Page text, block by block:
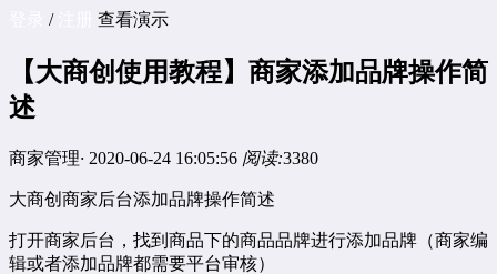
/注册 查看演示
【大商创使用教程】商家添加品牌操作简
述
商家管理· 2020-06-24 16:05:56 阅读:3380
大商创商家后台添加品牌操作简述
打开商家后台，找到商品下的商品品牌进行添加品牌（商家编
辑或者添加品牌都需要平台审核）